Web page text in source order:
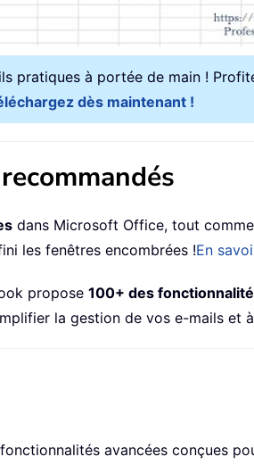
pratiques à portée de main !
dès maintenant !
dans Microsoft Office, tout comme
les fenêtres encombrées !En
propose 100+ des
la gestion de vos e-mails et
avancées conçues